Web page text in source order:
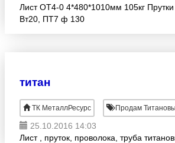
Лист ОТ4-0 4*480*1010мм 105кг
Вт20, ПТ7 ф 130
титан
ТК МеталлРесурс Продам
25.10.2016 14:03
Лист , пруток, проволока, труба